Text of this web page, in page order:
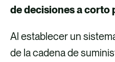
de decisiones a corto
Al establecer un
de la cadena de